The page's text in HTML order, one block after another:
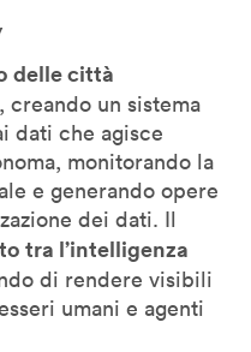
delle città
, creando un sistema
dati che agisce
monitorando la
e generando opere
dei dati. Il
tra l’intelligenza
di rendere visibili
umani e agenti